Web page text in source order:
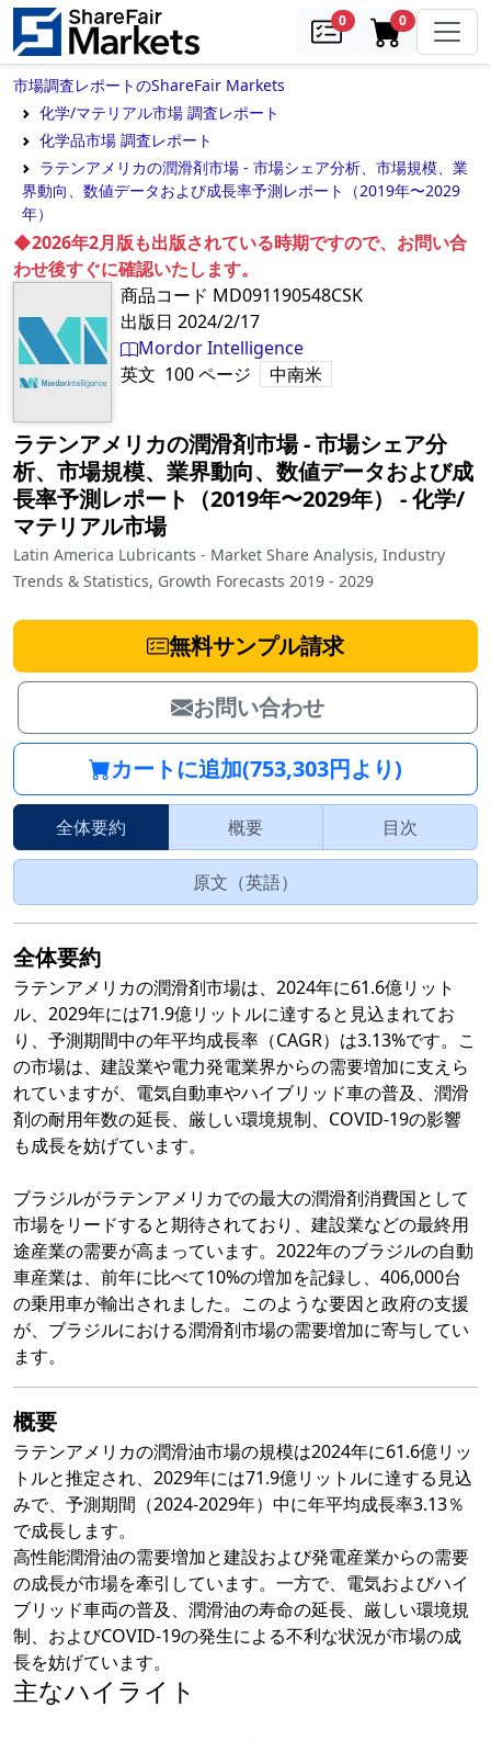
0samples0in cart
市場調査レポートのShareFair Markets
化学/マテリアル市場 調査レポート
化学品市場 調査レポート
ラテンアメリカの潤滑剤市場 - 市場シェア分析、市場規模、業
界動向、数値データおよび成長率予測レポート（2019年〜2029
年）
◆2026年2月版も出版されている時期ですので、お問い合
わせ後すぐに確認いたします。
商品コード MD091190548CSK
出版日 2024/2/17
Mordor Intelligence
英文 100ページ 中南米
ラテンアメリカの潤滑剤市場 - 市場シェア分
析、市場規模、業界動向、数値データおよび成
長率予測レポート（2019年〜2029年）
‐化学/
マテリアル市場
Latin America Lubricants - Market Share Analysis, Industry
Trends & Statistics, Growth Forecasts 2019 - 2029
無料サンプル請求
お問い合わせ
カートに追加(753,303円より)
全体要約 概要 目次
原文（英語）
全体要約
ラテンアメリカの潤滑剤市場は、2024年に61.6億リット
ル、2029年には71.9億リットルに達すると見込まれてお
り、予測期間中の年平均成長率（CAGR）は3.13%です。こ
の市場は、建設業や電力発電業界からの需要増加に支えら
れていますが、電気自動車やハイブリッド車の普及、潤滑
剤の耐用年数の延長、厳しい環境規制、COVID-19の影響
も成長を妨げています。
ブラジルがラテンアメリカでの最大の潤滑剤消費国として
市場をリードすると期待されており、建設業などの最終用
途産業の需要が高まっています。2022年のブラジルの自動
車産業は、前年に比べて10%の増加を記録し、406,000台
の乗用車が輸出されました。このような要因と政府の支援
が、ブラジルにおける潤滑剤市場の需要増加に寄与してい
ます。
概要
ラテンアメリカの潤滑油市場の規模は2024年に61.6億リッ
トルと推定され、2029年には71.9億リットルに達する見込
みで、予測期間（2024-2029年）中に年平均成長率3.13％
で成長します。
高性能潤滑油の需要増加と建設および発電産業からの需要
の成長が市場を牽引しています。一方で、電気およびハイ
ブリッド車両の普及、潤滑油の寿命の延長、厳しい環境規
制、およびCOVID-19の発生による不利な状況が市場の成
長を妨げています。
主なハイライト